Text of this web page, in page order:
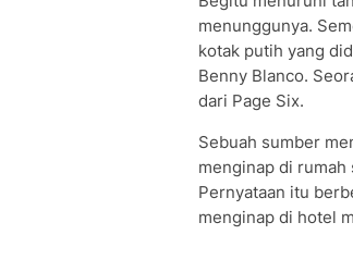
menunggunya.
kotak putih yang
Benny Blanco.
dari Page Six.
Sebuah sumber
menginap di rumah
Pernyataan itu
menginap di hotel